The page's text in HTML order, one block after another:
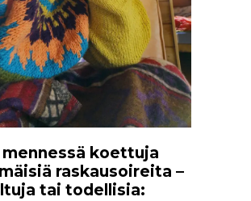
mennessä koettuja
raskausoireita –
tai todellisia: